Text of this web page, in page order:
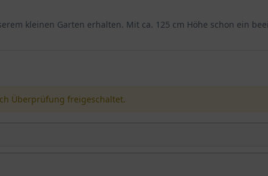
kleinen Garten erhalten. Mit ca. 125 cm Höhe schon ein
Überprüfung freigeschaltet.